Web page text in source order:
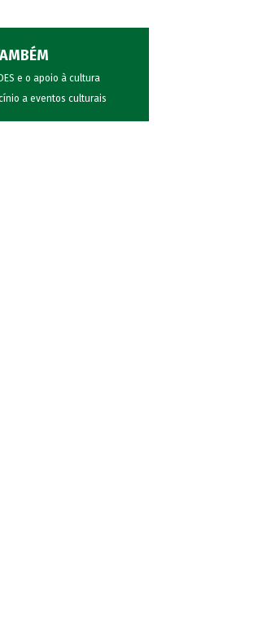
e o apoio à cultura
a eventos culturais